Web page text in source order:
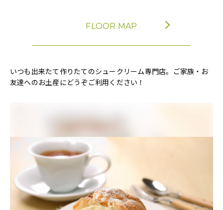
FLOOR MAP
いつも出来たて作りたてのシュークリーム専門店。ご家族・お
友達へのお土産にどうぞご利用ください！